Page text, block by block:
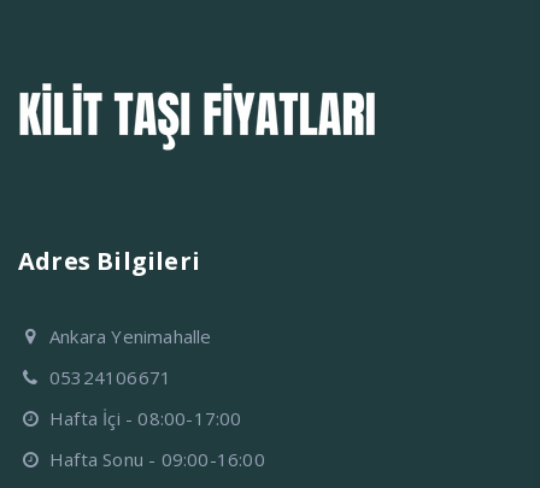
Adres Bilgileri
Ankara Yenimahalle
05324106671
Hafta İçi - 08:00-17:00
Hafta Sonu - 09:00-16:00